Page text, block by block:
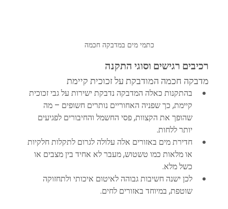
כתמי מים במדבקה חכמה
רכיבים רגישים וסוגי התקנה
מדבקה חכמה המודבקת על זכוכית קיימת
בהתקנות כאלה המדבקה נדבקת ישירות על גבי זכוכית
קיימת, כך שפניה האחוריים נותרים חשופים – מה
שהופך את הקצוות, פסי החשמל והחיבורים לפגיעים
יותר ללחות.
חדירת מים באזורים אלה עלולה לגרום לתקלות חלקיות
או מלאות כמו טשטוש, מעבר לא אחיד בין מצבים או
כשל מלא.
לכן ישנה חשיבות גבוהה לאיטום איכותי ולתחזוקה
שוטפת, במיוחד באזורים לחים.